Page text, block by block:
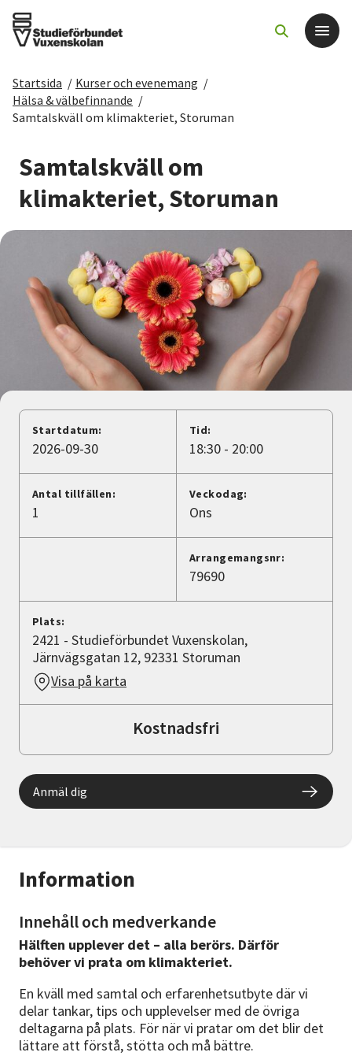
Det här gör vi
Sök kurser och evenemang
Starta studiecirkel
Cirkelledare
Nyheter
Lyssna
Startsida / Kurser och evenemang /
Hälsa & välbefinnande /
Samtalskväll om klimakteriet, Storuman
Samtalskväll om
klimakteriet, Storuman
Information
Innehåll och medverkande
Hälften upplever det – alla berörs. Därför
behöver vi prata om klimakteriet.
En kväll med samtal och erfarenhetsutbyte där vi
delar tankar, tips och upplevelser med de övriga
deltagarna på plats. För när vi pratar om det blir det
lättare att förstå, stötta och må bättre.
Startdatum:
2026-09-30
Tid:
18:30 - 20:00
Antal tillfällen:
1
Veckodag:
Ons
Arrangemangsnr:
79690
Plats:
2421 - Studieförbundet Vuxenskolan,
Järnvägsgatan 12, 92331 Storuman
Visa på karta
Kostnadsfri
Anmäl dig